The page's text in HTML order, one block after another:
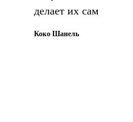
делает их сам
Коко Шанель